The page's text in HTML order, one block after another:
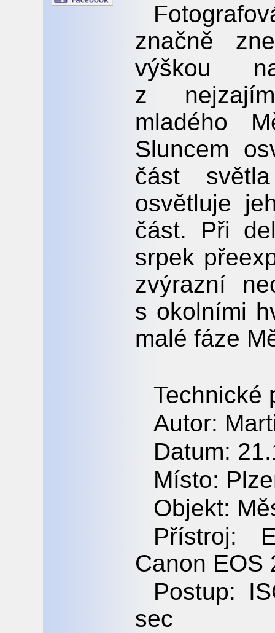
značně
výškou
z
mladého
Sluncem
část
osvětluje
část. Při
srpek
zvýrazní
s okolními
malé fáze
Technické
Autor:
Datum:
Místo:
Objekt:
Přístroj:
Canon EOS
Postup:
sec